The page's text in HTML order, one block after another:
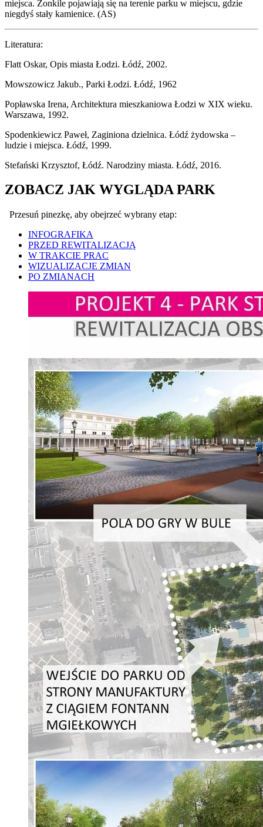
miejsca. Żonkile pojawiają się na terenie parku w miejscu, gdzie
niegdyś stały kamienice. (AS)
Literatura:
Flatt Oskar, Opis miasta Łodzi. Łódź, 2002.
Mowszowicz Jakub., Parki Łodzi. Łódź, 1962
Popławska Irena, Architektura mieszkaniowa Łodzi w XIX wieku.
Warszawa, 1992.
Spodenkiewicz Paweł, Zaginiona dzielnica. Łódź żydowska –
ludzie i miejsca. Łódź, 1999.
Stefański Krzysztof, Łódź. Narodziny miasta. Łódź, 2016.
ZOBACZ JAK WYGLĄDA PARK
Przesuń pinezkę, aby obejrzeć wybrany etap:
INFOGRAFIKA
PRZED REWITALIZACJĄ
W TRAKCIE PRAC
WIZUALIZACJE ZMIAN
PO ZMIANACH